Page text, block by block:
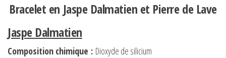
Bracelet en Jaspe Dalmatien et Pierre de Lave
Jaspe Dalmatien
Composition chimique : Dioxyde de silicium